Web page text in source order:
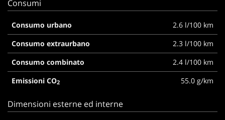
Consumi
Consumo urbano
2.6 l/100 km
Consumo extraurbano
2.3 l/100 km
Consumo combinato
2.4 l/100 km
Emissioni CO2 55.0 g/km
Dimensioni esterne ed interne